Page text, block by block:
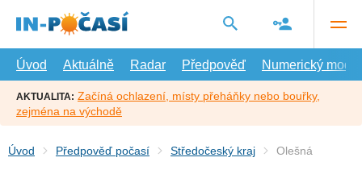
hlavní
Úvod
Aktuálně Radar Předpověď Numerický model
AKTUALITA: Začíná ochlazení, místy přeháňky nebo bouřky,
zejména na východě
Úvod Předpověď počasí Středočeský kraj Olešná